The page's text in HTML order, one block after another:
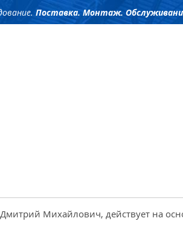
Поставка. Монтаж.
Михайлович, действует на